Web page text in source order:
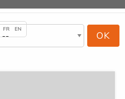
FR EN